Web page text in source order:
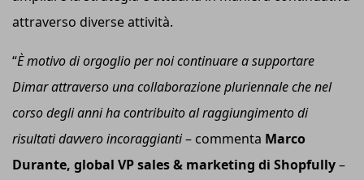
attraverso diverse attività.
“È motivo di orgoglio per noi continuare a supportare
Dimar attraverso una collaborazione pluriennale che nel
corso degli anni ha contribuito al raggiungimento di
risultati davvero incoraggianti– commenta Marco
Durante, global VP sales & marketing di Shopfully–